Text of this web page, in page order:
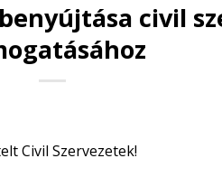
civil
Civil Szervezetek!